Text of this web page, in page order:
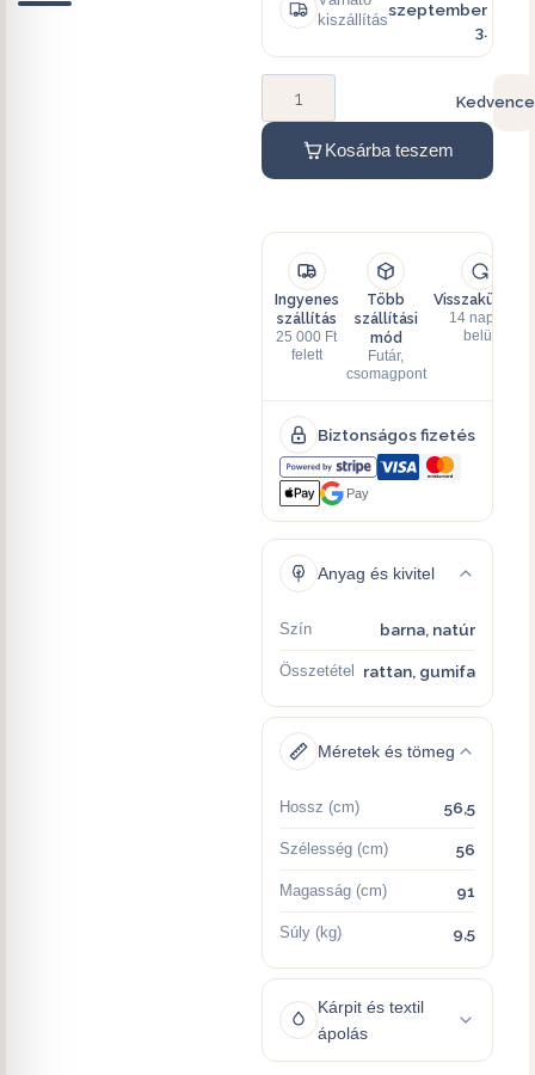
kiszállítás
szeptember
3.
Kosárba teszem
Ingyenes
szállítás
25 000 Ft
felett
Több
szállítási
mód
Futár,
csomagpont
Visszaküldés
14 napon
belül
Biztonságos fizetés
Pay
Anyag és kivitel
Szín barna, natúr
Összetétel rattan, gumifa
Méretek és tömeg
Hossz (cm) 56,5
Szélesség (cm) 56
Magasság (cm) 91
Súly (kg) 9,5
Kárpit és textil
ápolás